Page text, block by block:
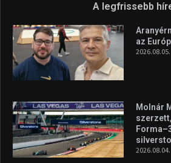
A legfrissebb
az
2026.08.05.
Molnár
2026.08.04.